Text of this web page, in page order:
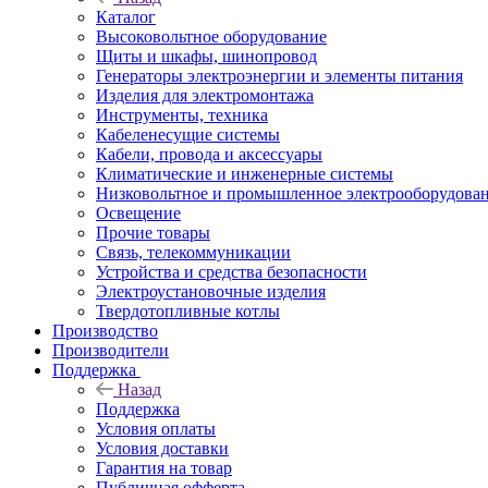
Каталог
Высоковольтное оборудование
Щиты и шкафы, шинопровод
Генераторы электроэнергии и элементы питания
Изделия для электромонтажа
Инструменты, техника
Кабеленесущие системы
Кабели, провода и аксессуары
Климатические и инженерные системы
Низковольтное и промышленное
Освещение
Прочие товары
Связь, телекоммуникации
Устройства и средства безопасности
Электроустановочные изделия
Твердотопливные котлы
Производство
Производители
Поддержка
Назад
Поддержка
Условия оплаты
Условия доставки
Гарантия на товар